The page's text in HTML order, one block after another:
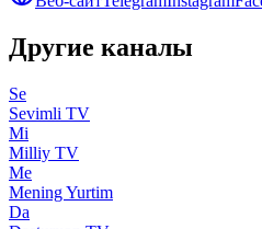
Другие каналы
Se
Sevimli TV
Mi
Milliy TV
Me
Mening Yurtim
Da